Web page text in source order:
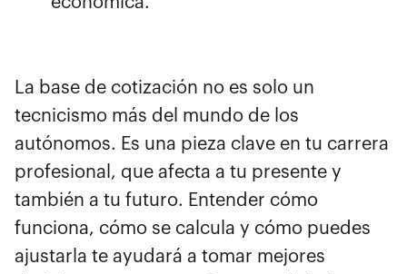
La base de cotización no es solo un
tecnicismo más del mundo de los
autónomos. Es una pieza clave en tu carrera
profesional, que afecta a tu presente y
también a tu futuro. Entender cómo
funciona, cómo se calcula y cómo puedes
ajustarla te ayudará a tomar mejores